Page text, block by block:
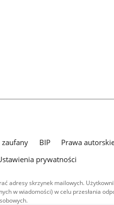
BIP Prawa
prywatności
adresy skrzynek mailowych.
w wiadomości) w celu przesłania